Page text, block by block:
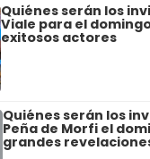
Quiénes serán los
Viale para el
exitosos actores
Quiénes serán los
Peña de Morfi el
grandes